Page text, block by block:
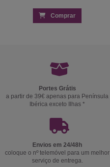
Comprar
Portes Grátis
a partir de 39€ apenas para Península
Ibérica exceto Ilhas *
Envios em 24/48h
coloque o nº telemóvel para um melhor
serviço de entrega.